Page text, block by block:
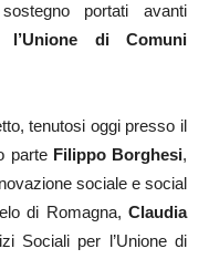
portati avanti
di Comuni
tenutosi oggi presso il
parte Filippo Borghesi,
sociale e social
di Romagna, Claudia
Sociali per l’Unione di